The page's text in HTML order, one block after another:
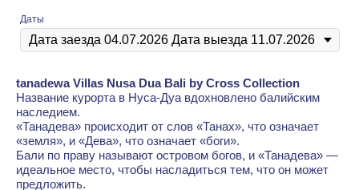
Даты
tanadewa Villas Nusa Dua Bali by Cross Collection
Название курорта в Нуса-Дуа вдохновлено балийским
наследием.
«Танадева» происходит от слов «Танах», что означает
«земля», и «Дева», что означает «боги».
Бали по праву называют островом богов, и «Танадева» —
идеальное место, чтобы насладиться тем, что он может
предложить.